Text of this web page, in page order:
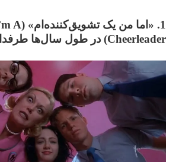
1. «اما من یک تشویق‌کننده‌ام» (
A
Cheerleader) در طول سال‌ها